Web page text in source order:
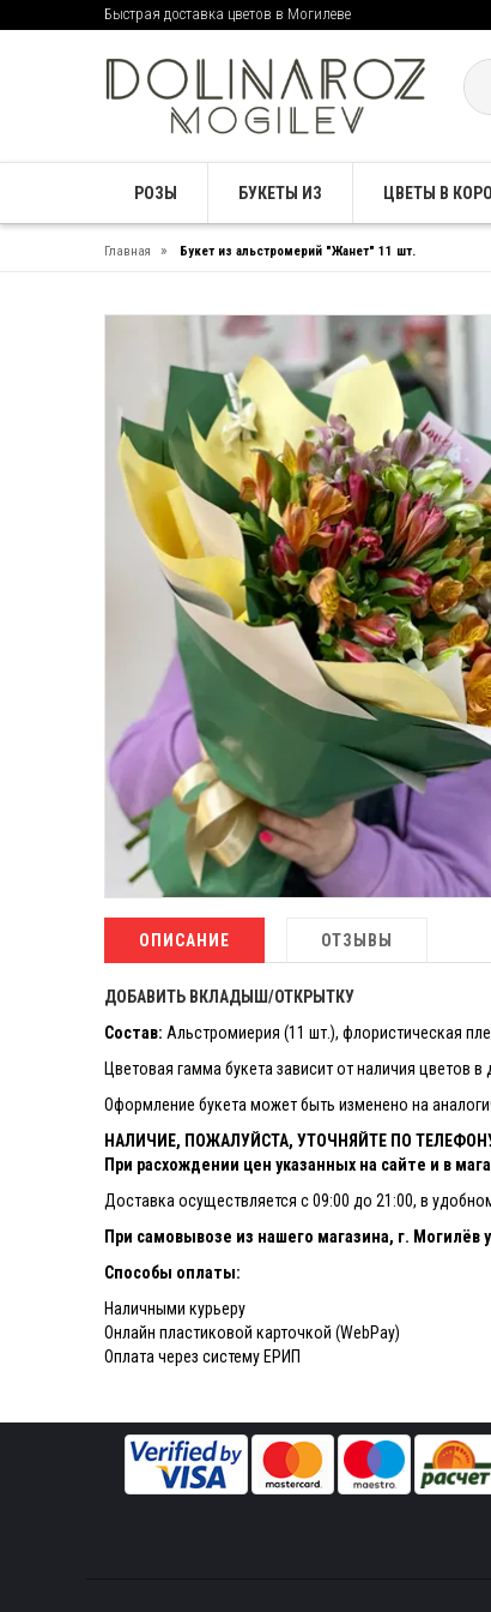
Быстрая доставка цветов в Могилеве
РОЗЫ БУКЕТЫ ИЗ ЦВЕТЫ В
Главная » Букет из альстромерий "Жанет" 11 шт.
ОПИСАНИЕ ОТЗЫВЫ
ДОБАВИТЬ ВКЛАДЫШ/ОТКРЫТКУ
Состав: Альстромиерия (11 шт.), флористическая
Цветовая гамма букета зависит от наличия цветов
Оформление букета может быть изменено на
НАЛИЧИЕ, ПОЖАЛУЙСТА, УТОЧНЯЙТЕ ПО
При расхождении цен указанных на сайте и в
Доставка осуществляется с 09:00 до 21:00, в
При самовывозе из нашего магазина, г. Могилёв
Способы оплаты:
Наличными курьеру
Онлайн пластиковой карточкой (WebPay)
Оплата через систему ЕРИП